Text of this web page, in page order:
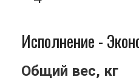
Исполнение -
Общий вес, кг